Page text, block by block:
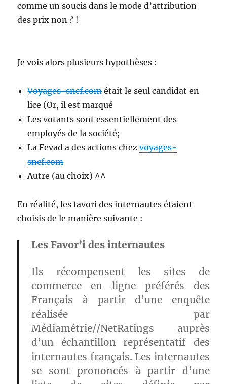
comme un soucis dans le mode d’attribution
des prix non ? !
Je vois alors plusieurs hypothèses :
Voyages-sncf.cométait le seul candidat en
lice (Or, il est marqué
Les votants sont essentiellement des
employés de la société;
La Fevad a des actions chezvoyages-
sncf.com
Autre (au choix) ^^
En réalité, les favori des internautes étaient
choisis de le manière suivante :
Les Favor’i des internautes
Ils récompensent les sites de
commerce en ligne préférés des
Français à partir d’une enquête
réalisée par
Médiamétrie//NetRatings auprès
d’un échantillon représentatif des
internautes français. Les internautes
se sont prononcés à partir d’une